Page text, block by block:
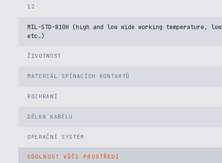
12
MIL-STD-810H (high and low wide working
etc.)
ŽIVOTNOST
MATERIÁL SPÍNACÍCH KONTAKTŮ
ROZHRANÍ
DÉLKA KABELU
OPERAČNÍ SYSTÉM
ODOLNOST VŮČI PROSTŘEDÍ